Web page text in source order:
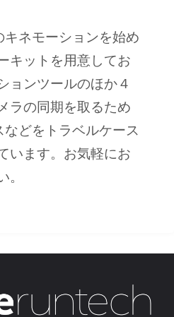
ネモーションを始め
キットを用意してお
ョンツールのほか４
ラの同期を取るため
などをトラベルケース
います。お気軽にお